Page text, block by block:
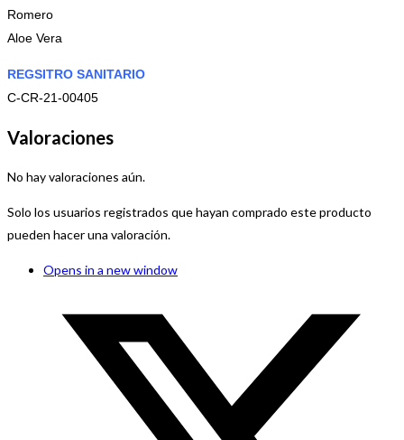
Romero
Aloe Vera
REGSITRO SANITARIO
C-CR-21-00405
Valoraciones
No hay valoraciones aún.
Solo los usuarios registrados que hayan comprado este producto
pueden hacer una valoración.
Opens in a new window